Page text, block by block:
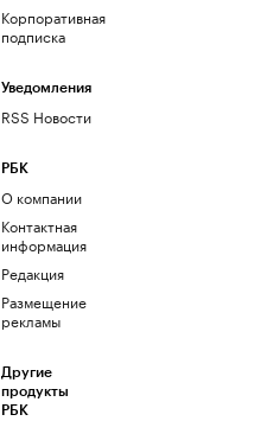
Корпоративная
подписка
Уведомления
RSS Новости
РБК
О компании
Контактная
информация
Редакция
Размещение
рекламы
Другие
продукты
РБК